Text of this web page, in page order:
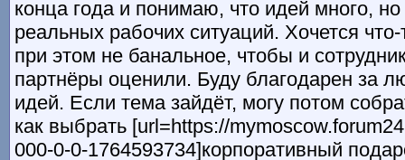
конца года и понимаю, что идей много,
реальных рабочих ситуаций. Хочется
при этом не банальное, чтобы и
партнёры оценили. Буду благодарен за
идей. Если тема зайдёт, могу потом
как выбрать [url=https://
000-0-0-1764593734]корпоративный